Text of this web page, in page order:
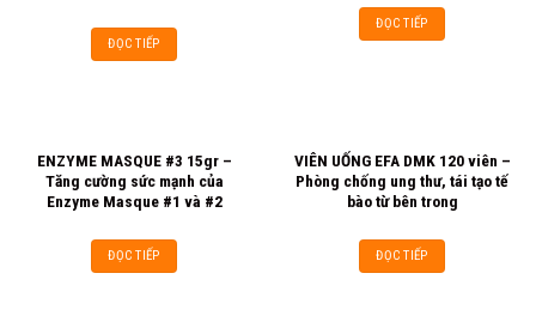
ĐỌC TIẾP
ĐỌC TIẾP
ENZYME MASQUE #3 15gr –
Tăng cường sức mạnh của
Enzyme Masque #1 và #2
ĐỌC TIẾP
VIÊN UỐNG EFA DMK 120 viên –
Phòng chống ung thư, tái tạo tế
bào từ bên trong
ĐỌC TIẾP